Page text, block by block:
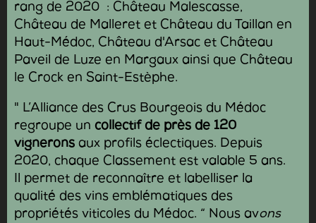
rang de 2020 : Château Malescasse,
Château de Malleret et Château du Taillan en
Haut-Médoc, Château d'Arsac et Château
Paveil de Luze en Margaux ainsi que Château
le Crock en Saint-Estèphe.
" L’Alliance des Crus Bourgeois du Médoc
regroupe un collectif de près de 120
vignerons aux profils éclectiques. Depuis
2020, chaque Classement est valable 5 ans.
Il permet de reconnaître et labelliser la
qualité des vins emblématiques des
propriétés viticoles du Médoc. “ Nous avons